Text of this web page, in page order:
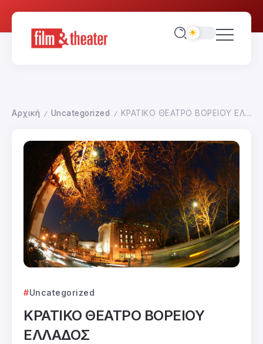
Αρχική / Uncategorized / ΚΡΑΤΙΚΟ ΘΕΑΤΡΟ ΒΟΡΕΙΟΥ ΕΛΛΑΔΟΣ
Uncategorized
ΚΡΑΤΙΚΟ ΘΕΑΤΡΟ ΒΟΡΕΙΟΥ
ΕΛΛΑΔΟΣ